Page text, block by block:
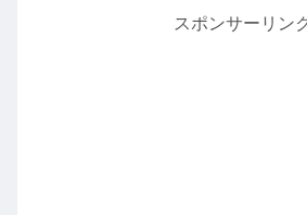
スポンサーリン